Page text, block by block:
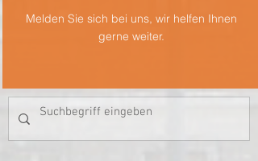
Melden Sie sich bei uns, wir helfen Ihnen
gerne weiter.